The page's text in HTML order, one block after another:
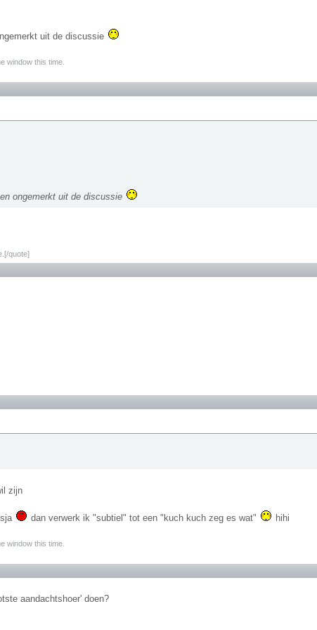
uit de discussie
window this time.
ongemerkt uit de discussie
quote]
zijn
dan verwerk ik "subtiel" tot een "kuch kuch zeg es wat"
hihi
window this time.
aandachtshoer' doen?